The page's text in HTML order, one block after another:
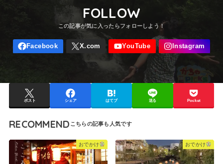
FOLLOW
ポスト シェア はてブ 送る Pocket
RECOMMEND
おでかけ おでかけ